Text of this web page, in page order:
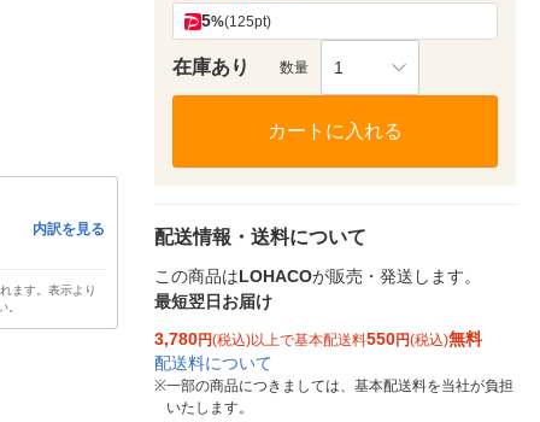
内訳を見る
ます。表示より
。
5%(125pt)
在庫あり 数量 1
カートに入れる
配送情報・送料について
この商品はLOHACOが販売・発送します。
最短翌日お届け
3,780円(税込)以上で基本配送料550円(税込)無料
配送料について
※一部の商品につきましては、基本配送料を当社が負担
いたします。